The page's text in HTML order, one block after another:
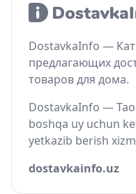
DostavkaInfo —
предлагающих
товаров для дома.
DostavkaInfo —
boshqa uy uchun
yetkazib berish
dostavkainfo.uz